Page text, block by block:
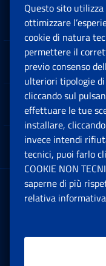
Sedi e Contatti
Software
Note Legali
App mobile
Sede
00144
Questo sito
ottimizzare
cookie di natura
permettere il
previo consenso
ulteriori tipologie
cliccando sul
effettuare le tue
installare, cliccando
invece intendi
tecnici, puoi farlo
COOKIE NON
saperne di più
relativa